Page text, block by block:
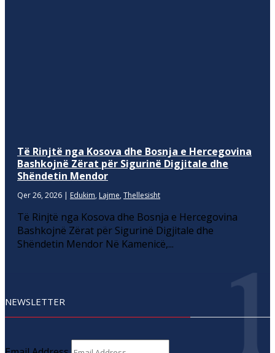
Të Rinjtë nga Kosova dhe Bosnja e Hercegovina
Bashkojnë Zërat për Sigurinë Digjitale dhe
Shëndetin Mendor
Qer 26, 2026 | Edukim, Lajme, Thellesisht
Të Rinjtë nga Kosova dhe Bosnja e Hercegovina
Bashkojnë Zërat për Sigurinë Digjitale dhe
Shëndetin Mendor Në Kamenicë,...
NEWSLETTER